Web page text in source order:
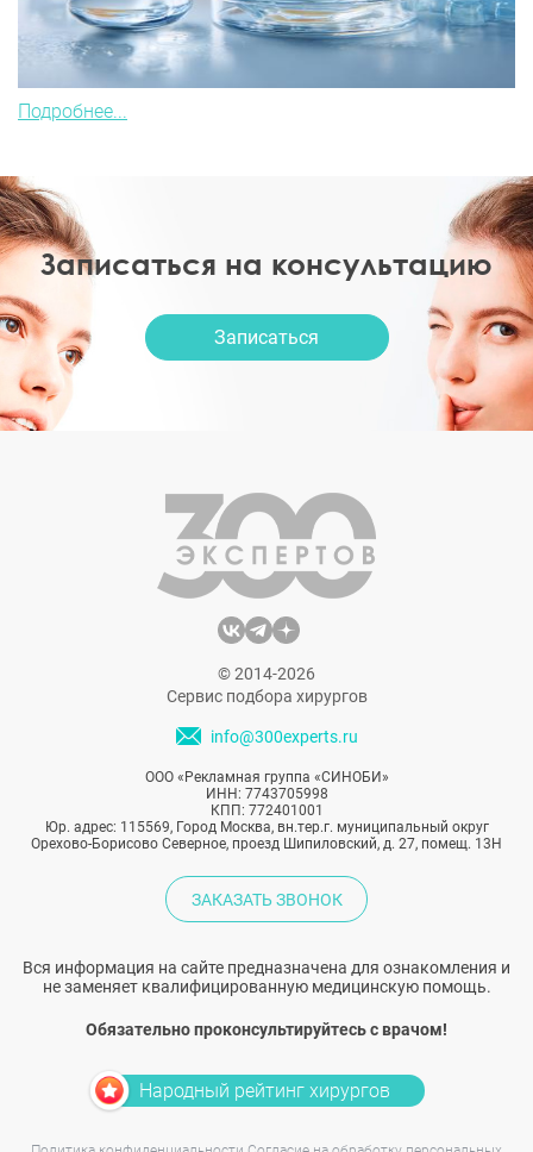
Подробнее...
Записаться на консультацию
Записаться
© 2014-2026
Сервис подбора хирургов
info@300experts.ru
ООО «Рекламная группа «СИНОБИ»
ИНН: 7743705998
КПП: 772401001
Юр. адрес: 115569, Город Москва, вн.тер.г. муниципальный округ
Орехово-Борисово Северное, проезд Шипиловский, д. 27, помещ. 13Н
ЗАКАЗАТЬ ЗВОНОК
Вся информация на сайте предназначена для ознакомления и
не заменяет квалифицированную медицинскую помощь.
Обязательно проконсультируйтесь с врачом!
Народный рейтинг хирургов